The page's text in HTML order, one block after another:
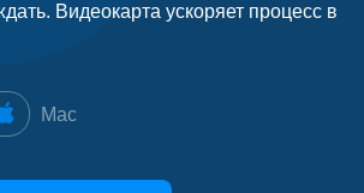
Видеокарта ускоряет процесс в
Mac